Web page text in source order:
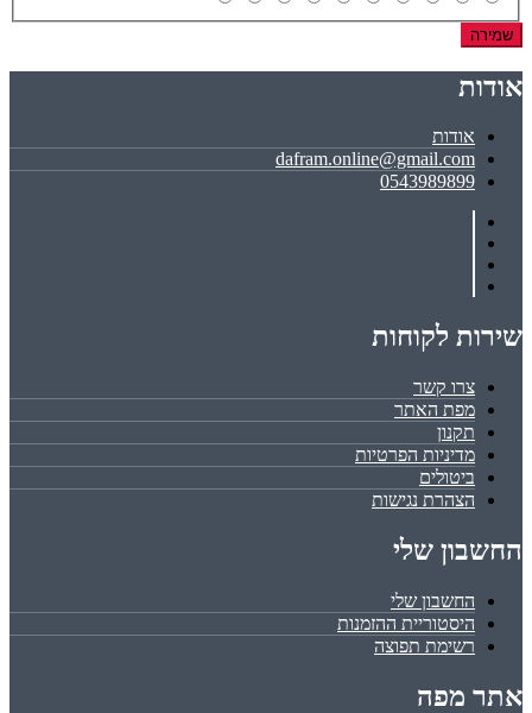
שמירה
אודות
אודות
dafram.online@gmail.com
0543989899
שירות לקוחות
צרו קשר
מפת האתר
תקנון
מדיניות הפרטיות
ביטולים
הצהרת נגישות
החשבון שלי
החשבון שלי
היסטוריית ההזמנות
רשימת תפוצה
אתר מפה